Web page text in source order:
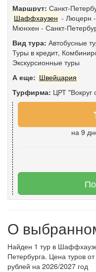
Маршрут: Санкт-
Шаффхаузен - Люцерн -
Мюнхен - Санкт-
Вид тура: Автобусные
Туры в кредит,
Экскурсионные туры
А еще: Швейцария
Турфирма: ЦРТ "Вокруг
на 9
О
Найден 1 тур в
Петербурга. Цена туров
рублей на 2026/2027 год